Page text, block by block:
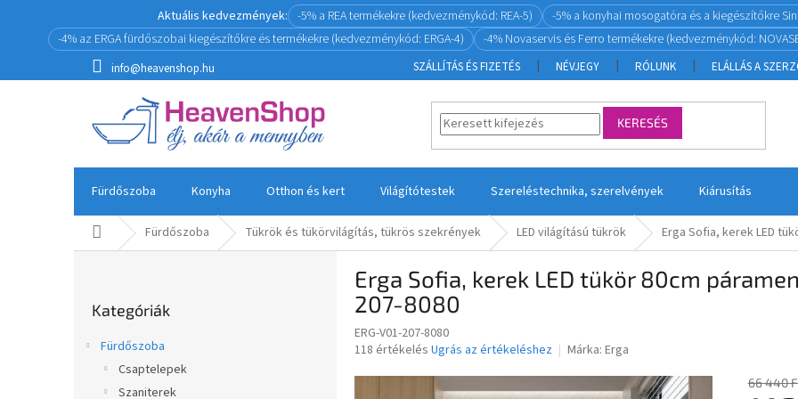
Aktuális kedvezmények: -5% a REA termékekre (kedvezménykód: REA-5)
-5% a konyhai mosogatóra és a kiegészítőkre
-4% az ERGA fürdőszobai kiegészítőkre és termékekre (kedvezménykód: ERGA-4)
-4% Novaservis és Ferro termékekre (kedvezménykód:
info@heavenshop.hu SZÁLLÍTÁS ÉS FIZETÉS NÉVJEGY RÓLUNK ELÁLLÁS A
KERESÉS
Fürdőszoba Konyha Otthon és kert Világítótestek Szereléstechnika, szerelvények Kiárusítás
KezdőlapFürdőszoba Tükrök és tükörvilágítás, tükrös szekrények LED világítású tükrök Erga Sofia, kerek LED
átugrása
Kategóriák
Fürdőszoba
Csaptelepek
Szaniterek
Erga Sofia, kerek LED tükör 80cm
207-8080
ERG-V01-207-8080
A
118 értékelés Ugrás az értékeléshez Márka: Erga
66 440